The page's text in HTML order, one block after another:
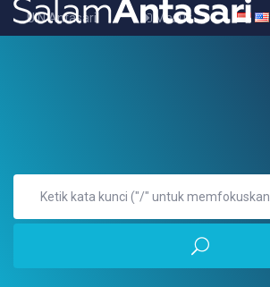
UIN Antasari Masuk